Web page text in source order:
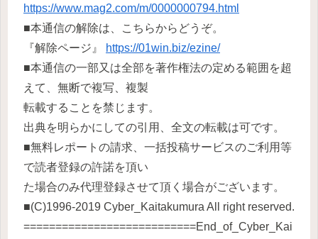
https://www.mag2.com/m/0000000794.html
■本通信の解除は、こちらからどうぞ。
『解除ページ』
https://01win.biz/ezine/
■本通信の一部又は全部を著作権法の定める範囲を超
えて、無断で複写、複製
転載することを禁じます。
出典を明らかにしての引用、全文の転載は可です。
■無料レポートの請求、一括投稿サービスのご利用等
で読者登録の許諾を頂い
た場合のみ代理登録させて頂く場合がございます。
■(C)1996-2019 Cyber_Kaitakumura All right reserved.
===========================End_of_Cyber_Kai